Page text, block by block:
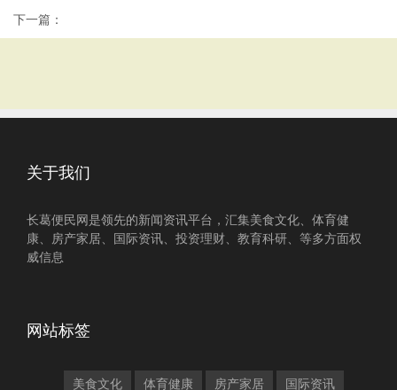
下一篇：
关于我们
长葛便民网是领先的新闻资讯平台，汇集美食文化、体育健
康、房产家居、国际资讯、投资理财、教育科研、等多方面权
威信息
网站标签
美食文化 体育健康 房产家居 国际资讯